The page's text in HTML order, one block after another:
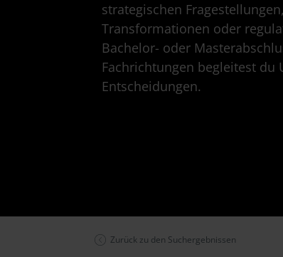
strategischen
Transformationen oder
Bachelor- oder
Fachrichtungen begleitest
Entscheidungen.
Zurück zu den Suchergebnissen